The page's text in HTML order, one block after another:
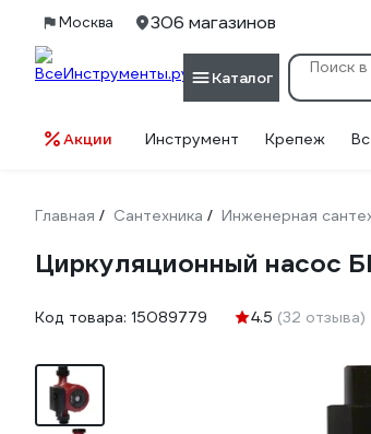
Москва 306 магазинов
Каталог
Акции Инструмент Крепеж
Главная / Сантехника / Инженерная
Циркуляционный насос
Код товара: 15089779 4.5 (32 отзыва)